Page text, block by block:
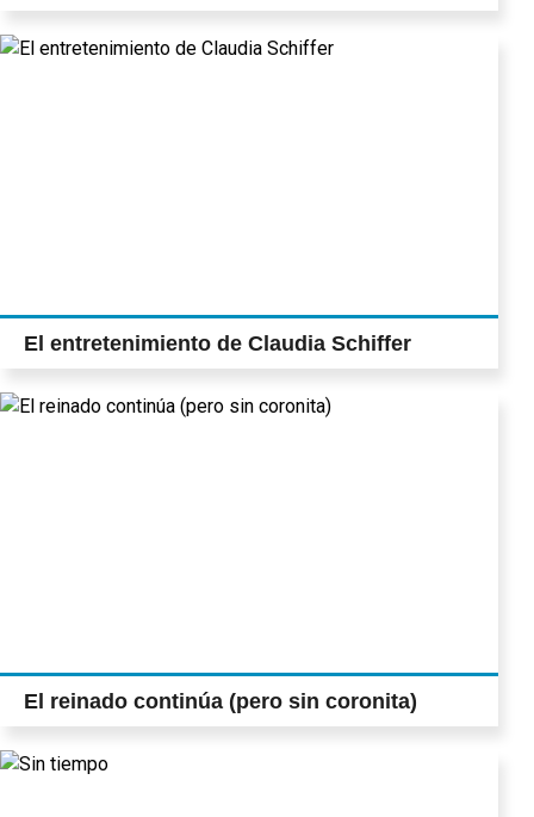
El entretenimiento de Claudia Schiffer
El reinado continúa (pero sin coronita)